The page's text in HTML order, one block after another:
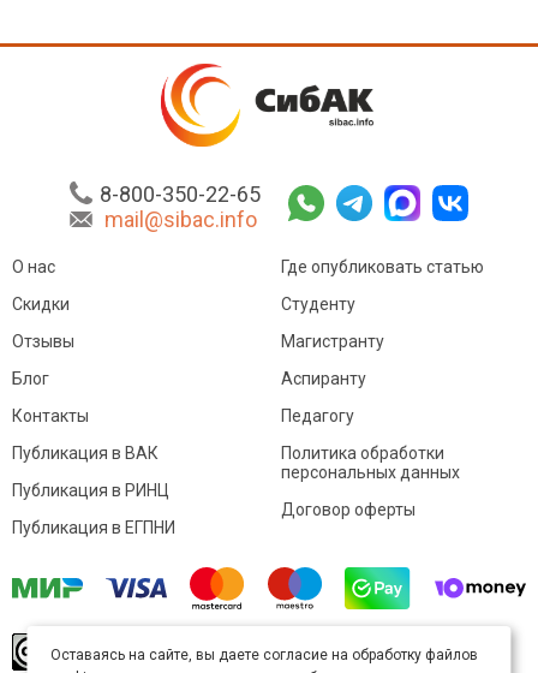
8-800-350-22-65
mail@sibac.info
О нас
Скидки
Отзывы
Блог
Контакты
Где опубликовать статью
Студенту
Магистранту
Аспиранту
Педагогу
Публикация в ВАК
Публикация в РИНЦ
Публикация в ЕГПНИ
Политика обработки
персональных данных
Договор оферты
произведение доступно полицензии Creative
Оставаясь на сайте, вы даете согласие на обработку файлов